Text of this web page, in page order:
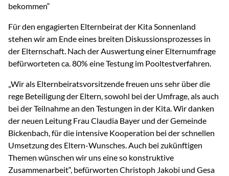
bekommen“
Für den engagierten Elternbeirat der Kita Sonnenland
stehen wir am Ende eines breiten Diskussionsprozesses in
der Elternschaft. Nach der Auswertung einer Elternumfrage
befürworteten ca. 80% eine Testung im Pooltestverfahren.
„Wir als Elternbeiratsvorsitzende freuen uns sehr über die
rege Beteiligung der Eltern, sowohl bei der Umfrage, als auch
bei der Teilnahme an den Testungen in der Kita. Wir danken
der neuen Leitung Frau Claudia Bayer und der Gemeinde
Bickenbach, für die intensive Kooperation bei der schnellen
Umsetzung des Eltern-Wunsches. Auch bei zukünftigen
Themen wünschen wir uns eine so konstruktive
Zusammenarbeit“, befürworten Christoph Jakobi und Gesa